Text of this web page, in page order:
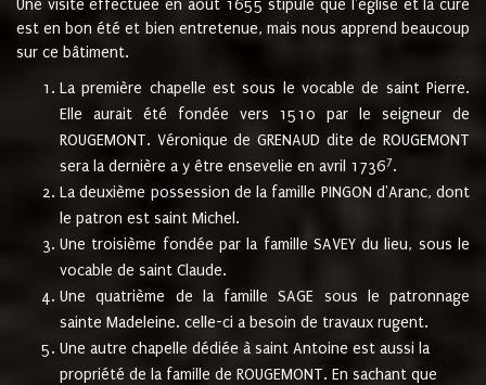
Une visite effectuée en août 1655 stipule que l'église et la cure
est en bon été et bien entretenue, mais nous apprend beaucoup
sur ce bâtiment.
La première chapelle est sous le vocable de saint Pierre.
Elle aurait été fondée vers 1510 par le seigneur de
ROUGEMONT. Véronique de GRENAUD dite de ROUGEMONT
sera la dernière a y être ensevelie en avril 17367.
La deuxième possession de la famille PINGON d'Aranc, dont
le patron est saint Michel.
Une troisième fondée par la famille SAVEY du lieu, sous le
vocable de saint Claude.
Une quatrième de la famille SAGE sous le patronnage
sainte Madeleine. celle-ci a besoin de travaux rugent.
Une autre chapelle dédiée à saint Antoine est aussi la
propriété de la famille de ROUGEMONT. En sachant que